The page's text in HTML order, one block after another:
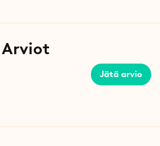
siitepölyä tuottavien havupuiden
sijoittaa näiden puiden ja
Arviot
Jätä arvio